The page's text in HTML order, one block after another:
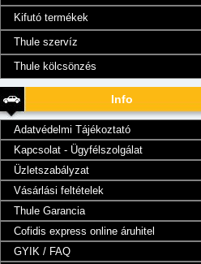
Kifutó termékek
Thule szervíz
Thule kölcsönzés
Info
Adatvédelmi Tájékoztató
Kapcsolat - Ügyfélszolgálat
Üzletszabályzat
Vásárlási feltételek
Thule Garancia
Cofidis express online áruhitel
GYIK / FAQ